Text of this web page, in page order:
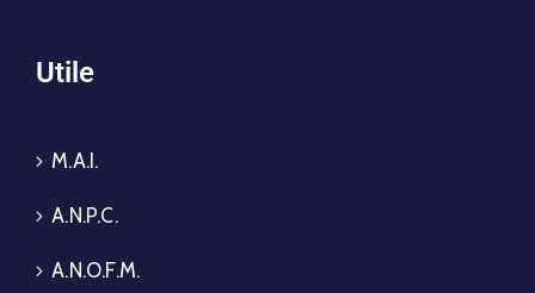
Utile
M.A.I.
A.N.P.C.
A.N.O.F.M.